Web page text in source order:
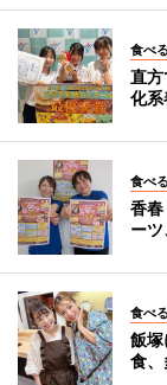
食べる
直
化系
食べる
香
ー
食べる
飯
食、